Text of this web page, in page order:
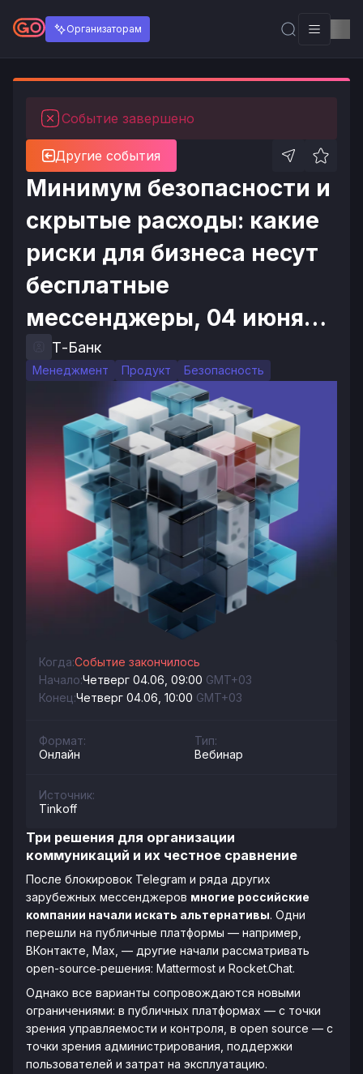
Организаторам
Событие завершено
Другие события
Минимум безопасности и
скрытые расходы: какие
риски для бизнеса несут
бесплатные
мессенджеры, 04 июня
2026 в 09:00
Т-Банк
Менеджмент Продукт Безопасность
Когда:Событие закончилось
Начало:Четверг 04.06, 09:00 GMT+03
Конец:Четверг 04.06, 10:00 GMT+03
Формат:
Онлайн
Тип:
Вебинар
Источник:
Tinkoff
Три решения для организации
коммуникаций и их честное сравнение
После блокировок Telegram и ряда других
зарубежных мессенджеров многие российские
компании начали искать альтернативы. Одни
перешли на публичные платформы — например,
ВКонтакте, Max, — другие начали рассматривать
open-source‑решения: Mattermost и Rocket.Chat.
Однако все варианты сопровождаются новыми
ограничениями: в публичных платформах — с точки
зрения управляемости и контроля, в open source — с
точки зрения администрирования, поддержки
пользователей и затрат на эксплуатацию.